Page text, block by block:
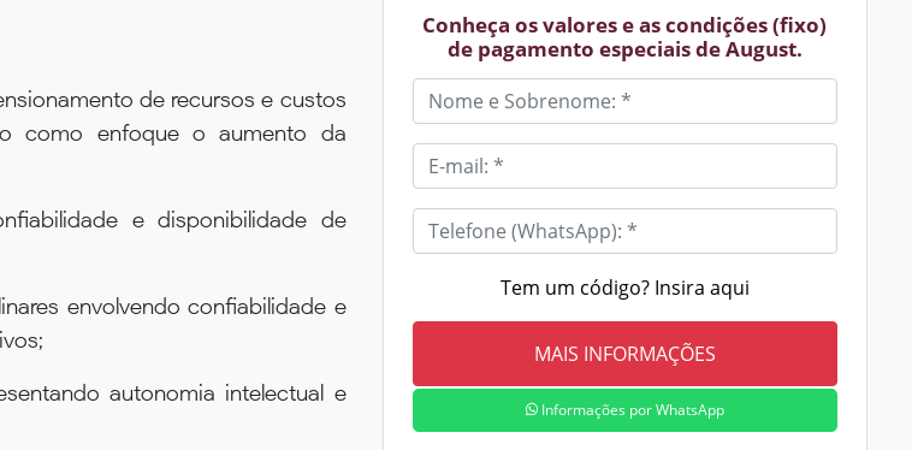
de recursos e custos
como enfoque o aumento da
e disponibilidade de
envolvendo confiabilidade e
autonomia intelectual e
Conheça os valores e as condições (fixo)
de pagamento especiais de August.
Tem um código? Insira aqui
Informações por WhatsApp